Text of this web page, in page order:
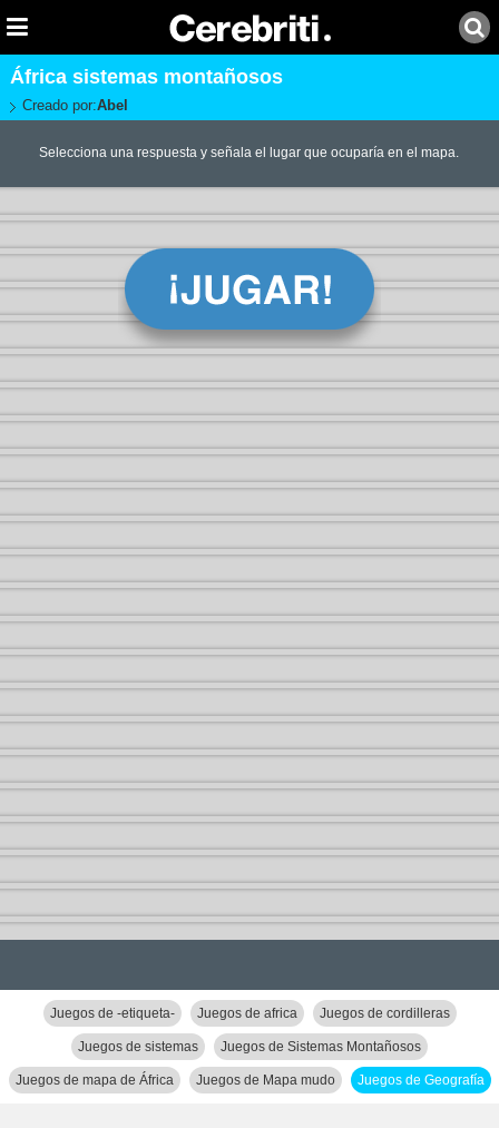
África sistemas montañosos
Creado por:Abel
Selecciona una respuesta y señala el lugar que ocuparía en el mapa.
Juegos de -etiqueta- Juegos de africa Juegos de cordilleras
Juegos de sistemas Juegos de Sistemas Montañosos
Juegos de mapa de África Juegos de Mapa mudo Juegos de Geografía